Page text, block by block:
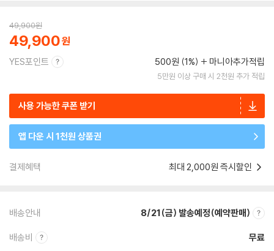
49,900원
49,900
YES포인트 500원 (1%) 마니아추가적립
5만원 이상 구매 시 2천원 추가 적립
사용 가능한 쿠폰 받기
앱 다운 시 1천원 상품권
결제혜택 최대 2,000원 즉시할인
배송안내 8/21(금) 발송예정(예약판매)
배송비 무료